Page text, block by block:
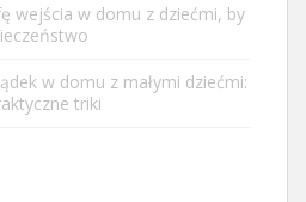
wejścia w domu z dziećmi, by
w domu z małymi dziećmi:
triki